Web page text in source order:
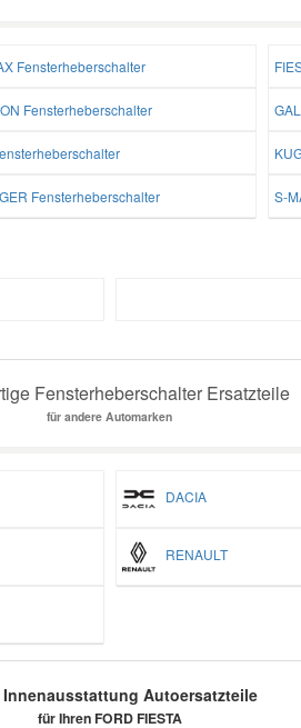
Fensterheberschalter
Fensterheberschalter
Fensterheberschalter S-
Fensterheberschalter Ersatzteile
für andere Automarken
DACIA
RENAULT
Innenausstattung Autoersatzteile
für Ihren FORD FIESTA